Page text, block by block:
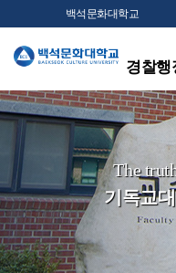
백석문화대학교
경찰행
The
기독교